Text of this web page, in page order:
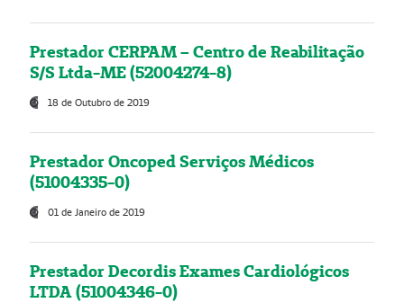
Prestador CERPAM – Centro de Reabilitação
S/S Ltda-ME (52004274-8)
18 de Outubro de 2019
Prestador Oncoped Serviços Médicos
(51004335-0)
01 de Janeiro de 2019
Prestador Decordis Exames Cardiológicos
LTDA (51004346-0)